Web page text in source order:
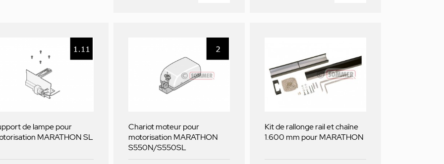
de lampe pour
MARATHON SL
Chariot moteur pour
motorisation MARATHON
S550N/S550SL
Kit de rallonge rail et chaîne
1.600 mm pour MARATHON